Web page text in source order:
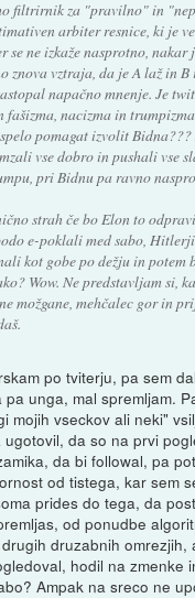
filtrirnik za "pravilno" in
arbiter resnice, ki je
se ne izkaže nasprotno, nakar
znova vztraja, da je A laž in B
napačno mnenje. Je
fašizma, nacizma in
pomagat izvolit Bidna???
vse dobro in pushali vse
pri Bidnu pa ravno
strah če bo Elon to
e-poklali med sabo,
kot gobe po dežju in potem
Wow. Ne predstavljam si,
možgane, mehčalec gor in
po tviterju, pa sem
unga, mal spremljam.
mojih vseckov ali neki"
ugotovil, da so na prvi
da bi followal, pa
od tistega, kar sem
prides do tega, da
od ponudbe
druzabnih omrezjih,
hodil na zmenke
Ampak na sreco ne